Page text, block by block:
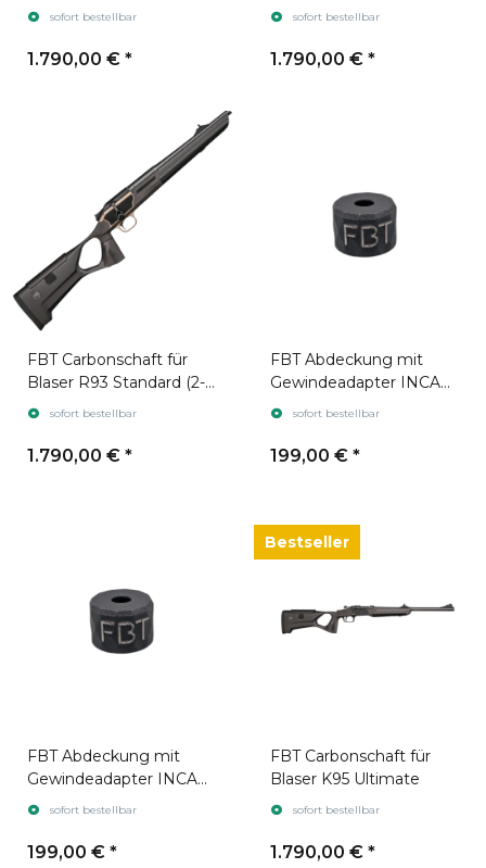
sofort bestellbar
1.790,00 € *
sofort bestellbar
1.790,00 € *
FBT Carbonschaft für
Blaser R93 Standard (2-
part)sofort bestellbar
1.790,00 € *
FBT Abdeckung mit
Gewindeadapter INCA
ONE 25
sofort bestellbar
199,00 € *
FBT Abdeckung mit
Gewindeadapter INCA
ONE 31sofort bestellbar
199,00 € *
Bestseller
FBT Carbonschaft für
Blaser K95 Ultimate
sofort bestellbar
1.790,00 € *